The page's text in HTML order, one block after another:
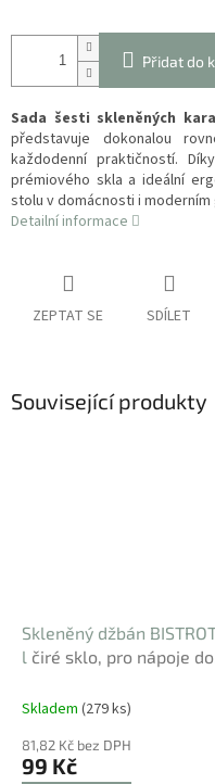
Přidat do
Sada šesti skleněných
představuje dokonalou
každodenní praktičností.
prémiového skla a ideální
stolu v domácnosti i
Detailní informace
ZEPTAT SE SDÍLET
Související produkty
Skleněný džbán
l čiré sklo, pro nápoje do
Skladem (279 ks)
81,82 Kč bez DPH
99 Kč